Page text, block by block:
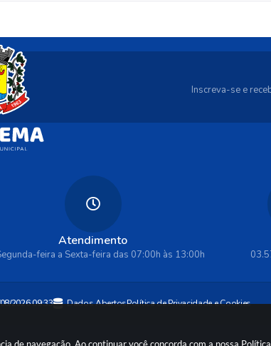
Atendimento
feira a Sexta-feira das 07:00h às 13:00h
Inscreva-se e
2026 09:33 Dados AbertosPolítica de Privacidade e Cookies